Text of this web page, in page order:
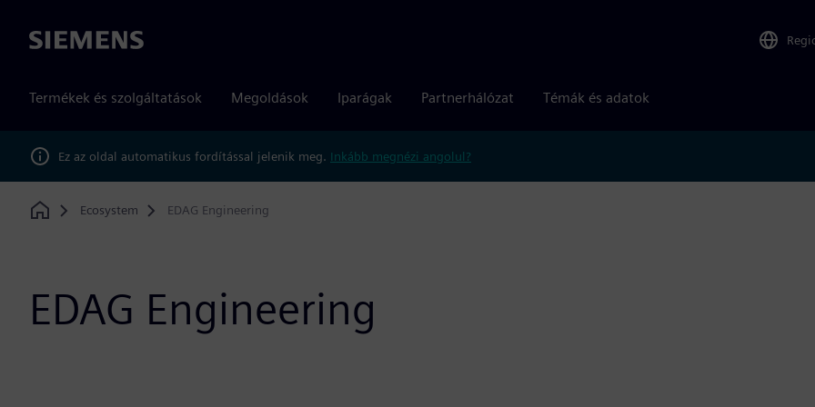
Siemens
Termékek és szolgáltatások Megoldások Iparágak Partnerhálózat Témák és adatok
Ez az oldal automatikus fordítással jelenik meg. Inkább megnézi angolul?
Home
Ecosystem EDAG Engineering
EDAG Engineering